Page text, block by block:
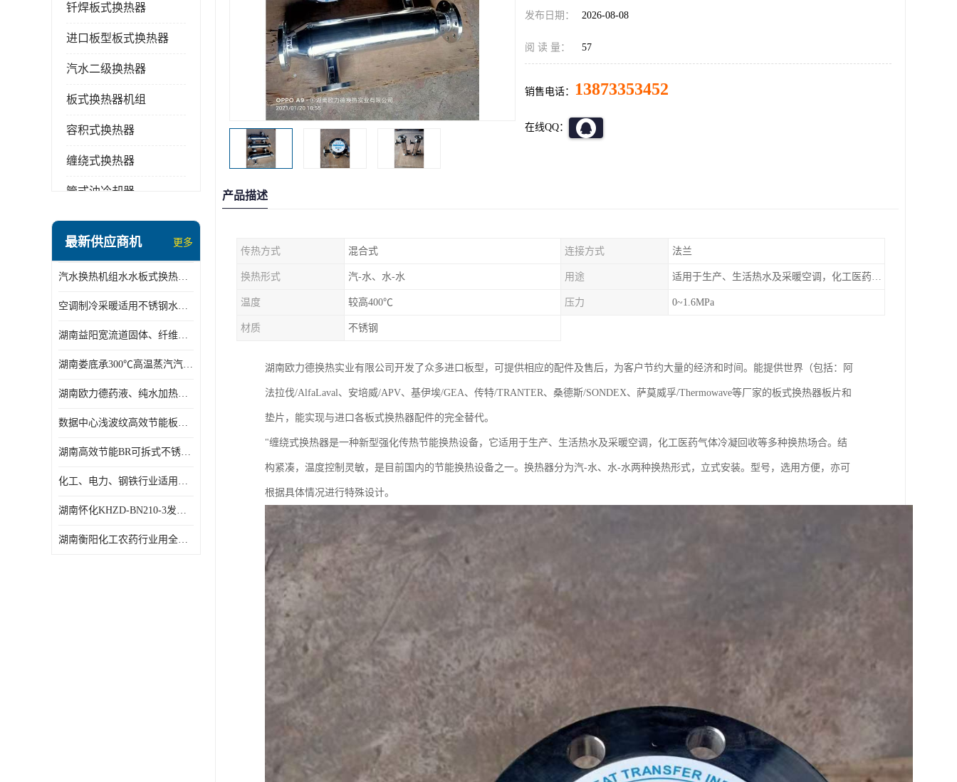
钎焊板式换热器
进口板型板式换热器
汽水二级换热器
板式换热器机组
容积式换热器
缠绕式换热器
管式油冷却器
盘管换热
变频供水机组
汽水混合加热器
水处理设备
最新供应商机 更多
汽水换热机组水水板式换热机组板式热交换机组厂家专业定制
空调制冷采暖适用不锈钢水水汽水板式换热器
湖南益阳宽流道固体、纤维、浆状物质加热冷却冷凝蒸发板式换热器
湖南娄底承300℃高温蒸汽汽水二级换热器
湖南欧力德药液、纯水加热、冷却、蒸发及杀菌用卫生级板式换热器
数据中心浅波纹高效节能板式换热器
湖南高效节能BR可拆式不锈钢板式换热器厂家定制
化工、电力、钢铁行业适用冷却冷凝蒸发加热不锈钢可拆式板式换热器
湖南怀化KHZD-BN210-3发动机柴油冷却钎焊机板式热交换器
湖南衡阳化工农药行业用全焊接板式冷凝器专业定制
发布日期： 2026-08-08
阅 读 量： 57
销售电话： 13873353452
在线QQ：
产品描述
传热方式 混合式 连接方式 法兰
换热形式 汽-水、水-水 用途 适用于生产、生活热水及采暖空调，化工医药气体冷凝回收等多种换热场合
温度 较高400℃ 压力 0~1.6MPa
材质 不锈钢
湖南欧力德换热实业有限公司开发了众多进口板型，可提供相应的配件及售后，为客户节约大量的经济和时间。能提供世界（包括：阿
法拉伐/AlfaLaval、安培威/APV、基伊埃/GEA、传特/TRANTER、桑德斯/SONDEX、萨莫威孚/Thermowave等厂家的板式换热器板片和
垫片，能实现与进口各板式换热器配件的完全替代。
"缠绕式换热器是一种新型强化传热节能换热设备，它适用于生产、生活热水及采暖空调，化工医药气体冷凝回收等多种换热场合。结
构紧凑，温度控制灵敏，是目前国内的节能换热设备之一。换热器分为汽-水、水-水两种换热形式，立式安装。型号，选用方便，亦可
根据具体情况进行特殊设计。